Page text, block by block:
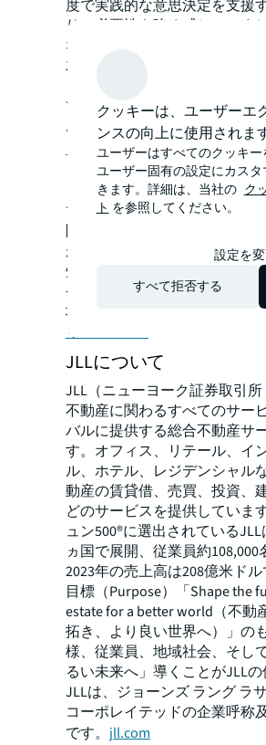
度で実践的な意思決定を支援
りの必要性を強く感じていま
な知見、経験と顧客基盤を有
木、ドーランが加わり、日本
て参ります。」
JLLでは、リサーチレポート「
ター2024年グローバルアウト
を発行しています。デジタル
って、世界中でデータセンタ
です。日本においても、2015
圏・近畿圏を中心に多くのデ
が開発されてきており、昨年
州など地方でのデータセンタ
発表されました。データセン
場は、今後も成長が期待され
リリースPDF
JLLについて
JLL（ニューヨーク証券取引所
不動産に関わるすべてのサー
バルに提供する総合不動産サ
す。オフィス、リテール、イ
ル、ホテル、レジデンシャル
動産の賃貸借、売買、投資、
どのサービスを提供していま
ュン500®に選出されている
ヵ国で展開、従業員約108,000
2023年の売上高は208億米ド
目標（Purpose）「Shape the
estate for a better world（不動
拓き、より良い世界へ）」の
様、従業員、地域社会、そし
るい未来へ」導くことがJLLの
JLLは、ジョーンズ ラング ラ
コーポレイテッドの企業呼称
です。 jll.com
クッキーは、ユーザーエ
ンスの向上に使用されます
ユーザーはすべてのクッキー
ユーザー固有の設定にカス
きます。詳細は、当社の ク
ト を参照してください。
設定を
すべて拒否する